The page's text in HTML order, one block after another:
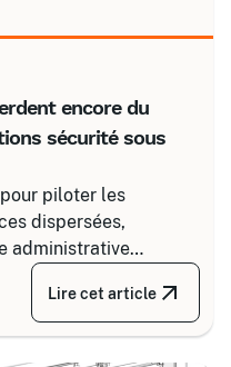
encore du
sécurité sous
piloter les
dispersées,
administrative
structurer un suivi
spécialisé comme
de formation (TMS).
Lire cet article